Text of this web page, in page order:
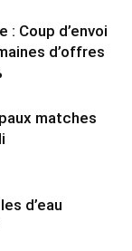
: Coup d’envoi
d’offres
matches
d’eau